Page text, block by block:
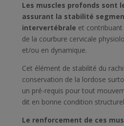
Les muscles profonds sont
assurant la stabilité
intervertébrale et
de la courbure cervicale
et/ou en dynamique.
Cet élément de stabilité du
conservation de la lordose
un pré-requis pour tout
dit en bonne condition
Le renforcement de ces